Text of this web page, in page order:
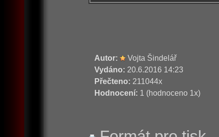
Autor:
Vojta Šindelář
Vydáno: 20.6.2016 14:23
Přečteno: 211044x
Hodnocení: 1 (hodnoceno 1x)